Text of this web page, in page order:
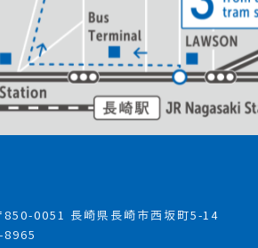
850-0051 長崎県長崎市西坂町5-14
8965